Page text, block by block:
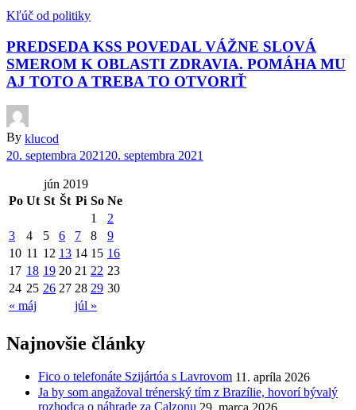
Kľúč od politiky
PREDSEDA KSS POVEDAL VÁŽNE SLOVÁ
SMEROM K OBLASTI ZDRAVIA. POMÁHA MU
AJ TOTO A TREBA TO OTVORIŤ
By klucod
20. septembra 2021 20. septembra 2021
jún 2019
Po Ut St Št Pi So Ne
« máj júl »
1
2
3
4 5 6 7 8
9
10 11 12 13 14 15 16
17 18 19 20 21 22 23
24 25 26 27 28 29 30
Najnovšie články
Fico o telefonáte Szijártóa s Lavrovom 11. apríla 2026
Ja by som angažoval trénerský tím z Brazílie, hovorí bývalý
rozhodca o náhrade za Calzonu